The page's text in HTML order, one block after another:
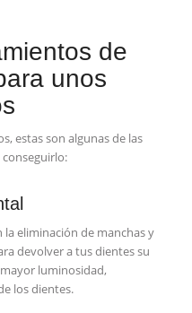
de
unos
estas son algunas de las
eliminación de manchas y
devolver a tus dientes su
luminosidad,
los dientes.